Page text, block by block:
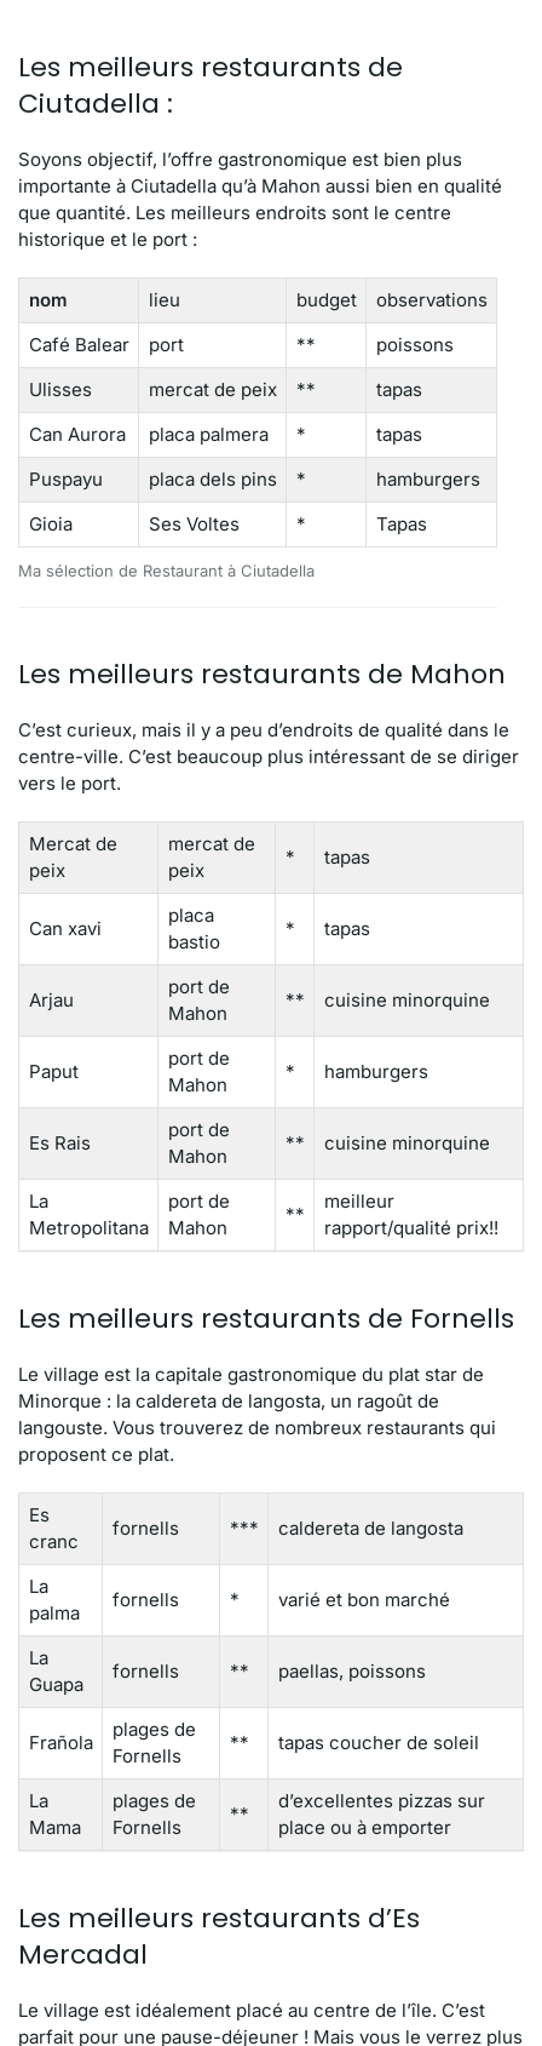
Les meilleurs restaurants de
Ciutadella :
Soyons objectif, l’offre gastronomique est bien plus
importante à Ciutadella qu’à Mahon aussi bien en qualité
que quantité. Les meilleurs endroits sont le centre
historique et le port :
nom lieu budget
observations
Café Balear
port **
poissons
Ulisses
mercat de peix **
tapas
Can Aurora
placa palmera *
tapas
Puspayu
placa dels pins *
hamburgers
Gioia
Ses Voltes * Tapas
Ma sélection de Restaurant à Ciutadella
Les meilleurs restaurants de Mahon
C’est curieux, mais il y a peu d’endroits de qualité dans le
centre-ville. C’est beaucoup plus intéressant de se diriger
vers le port.
Mercat de
peix
mercat de
peix
* tapas
Can xavi
placa
bastio
* tapas
Arjau
port de
Mahon
** cuisine minorquine
Paput
port de
Mahon
* hamburgers
Es Rais
port de
Mahon
** cuisine minorquine
La
Metropolitana
port de
Mahon
**
meilleur
rapport/qualité prix!!
Les meilleurs restaurants de Fornells
Le village est la capitale gastronomique du plat star de
Minorque : la caldereta de langosta, un ragoût de
langouste. Vous trouverez de nombreux restaurants qui
proposent ce plat.
Es
cranc
fornells *** caldereta de langosta
La
palma
fornells * varié et bon marché
La
Guapa
fornells ** paellas, poissons
Frañola
plages de
Fornells
** tapas coucher de soleil
La
Mama
plages de
Fornells
**
d’excellentes pizzas sur
place ou à emporter
Les meilleurs restaurants d’Es
Mercadal
Le village est idéalement placé au centre de l’île. C’est
parfait pour une pause-déjeuner ! Mais vous le verrez plus